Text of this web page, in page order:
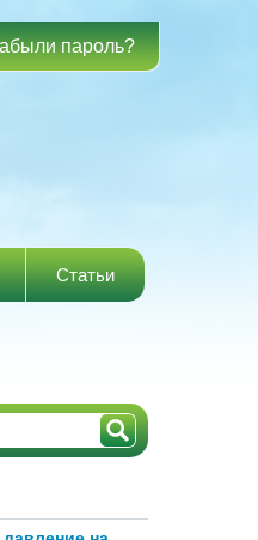
пароль?
Статьи